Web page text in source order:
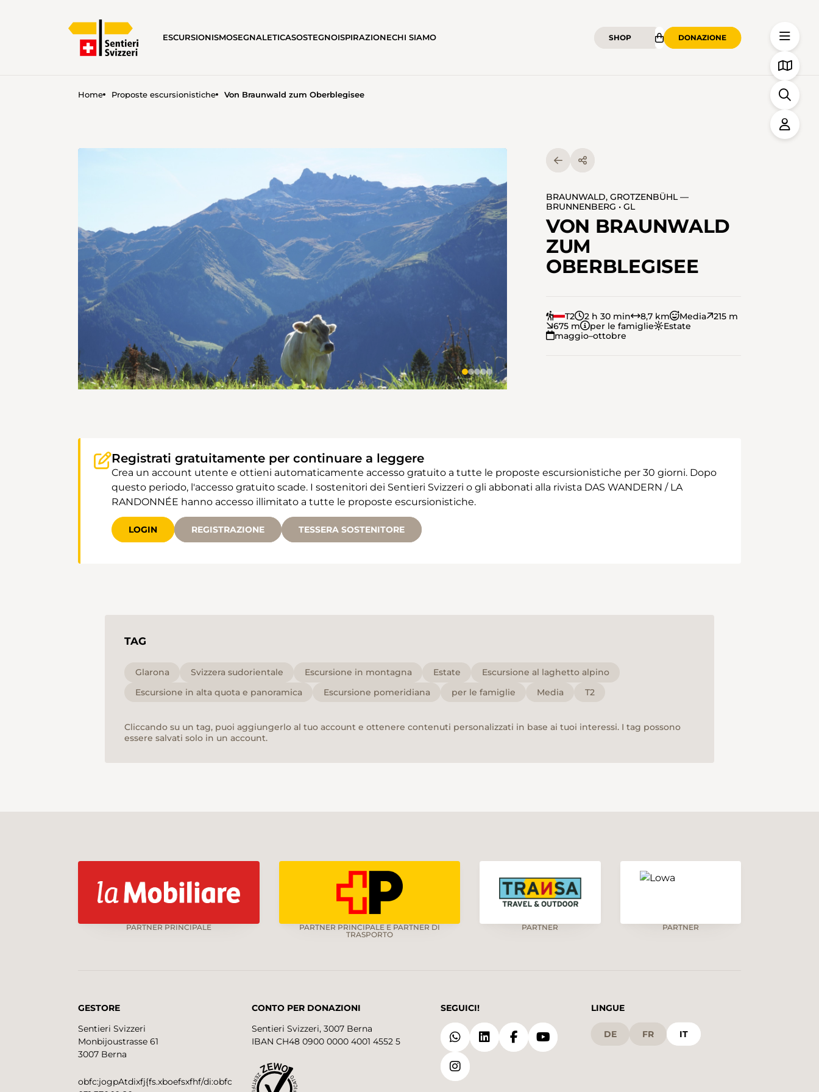
ESCURSIONISMOSEGNALETICASOSTEGNOISPIRAZIONECHI SIAMO SHOP DONAZIONE
Home Proposte escursionistiche Von Braunwald zum Oberblegisee
BRAUNWALD, GROTZENBÜHL —
BRUNNENBERG • GL
VON BRAUNWALD
ZUM
OBERBLEGISEE
T2 2 h 30 min 8,7 km Media
215 m
675 m
per le famiglie
Estate
maggio–ottobre
Registrati gratuitamente per continuare a leggere
Crea un account utente e ottieni automaticamente accesso gratuito a tutte le proposte escursionistiche per 30 giorni. Dopo
questo periodo, l'accesso gratuito scade. I sostenitori dei Sentieri Svizzeri o gli abbonati alla rivista DAS WANDERN / LA
RANDONNÉE hanno accesso illimitato a tutte le proposte escursionistiche.
LOGIN REGISTRAZIONE TESSERA SOSTENITORE
TAG
Glarona Svizzera sudorientale Escursione in montagna Estate
Escursione al laghetto alpino
Escursione in alta quota e panoramica
Escursione pomeridiana per le famiglie Media T2
Cliccando su un tag, puoi aggiungerlo al tuo account e ottenere contenuti personalizzati in base ai tuoi interessi. I tag possono
essere salvati solo in un account.
PARTNER PRINCIPALE
PARTNER PRINCIPALE E PARTNER DI
TRASPORTO
PARTNER PARTNER
GESTORE
Sentieri Svizzeri
Monbijoustrasse 61
3007 Berna
obfc:jogpAtdixfj{fs.xboefsxfhf/di:obfc
CONTO PER DONAZIONI
Sentieri Svizzeri, 3007 Berna
IBAN CH48 0900 0000 4001 4552 5
SEGUICI! LINGUE
DE FR IT